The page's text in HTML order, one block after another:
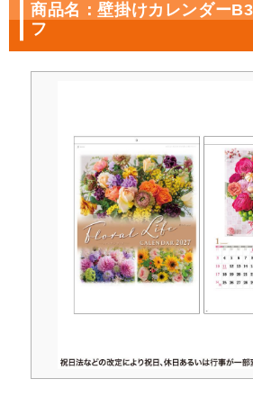
商品名：壁掛けカレンダー
フ